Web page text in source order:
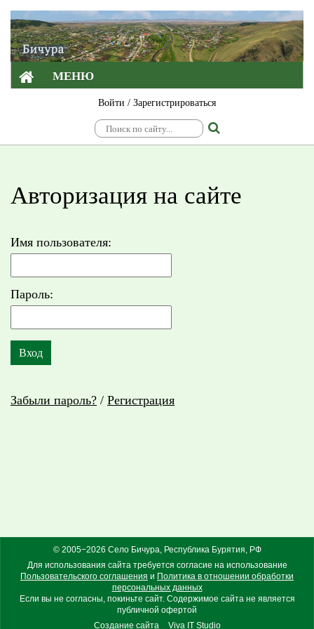
МЕНЮ
Войти / Зарегистрироваться
Авторизация на сайте
Имя пользователя:
Пароль:
Забыли пароль? / Регистрация
© 2005−2026 Село Бичура, Республика Бурятия, РФ
Для использования сайта требуется согласие на использование
Пользовательского соглашения и Политика в отношении обработки
персональных данных
Если вы не согласны, покиньте сайт. Содержимое сайта не является
публичной офертой
Создание сайта
Viva IT Studio